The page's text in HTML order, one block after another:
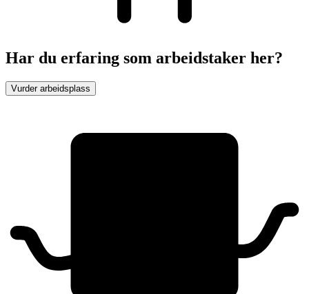
Har du erfaring som arbeidstaker her?
Vurder arbeidsplass